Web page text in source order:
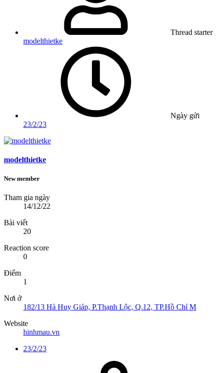
Thread starter
modelthietke
Ngày gửi
23/2/23
modelthietke
New member
Tham gia ngày
14/12/22
Bài viết
20
Reaction score
0
Điểm
1
Nơi ở
182/13 Hà Huy Giáp, P.Thạnh Lộc, Q.12, TP.Hồ Chí M
Website
hinhmau.vn
23/2/23